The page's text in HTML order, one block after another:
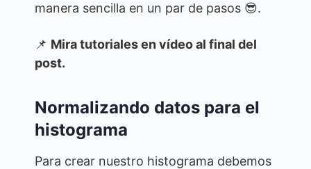
manera sencilla en un par de pasos 😎.
📌 Mira tutoriales en vídeo al final del
post.
Normalizando datos para el
histograma
Para crear nuestro histograma debemos